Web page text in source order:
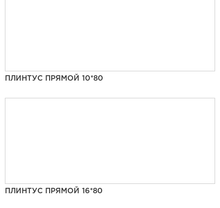
ПЛИНТУС ПРЯМОЙ 10*80
ПЛИНТУС ПРЯМОЙ 16*80